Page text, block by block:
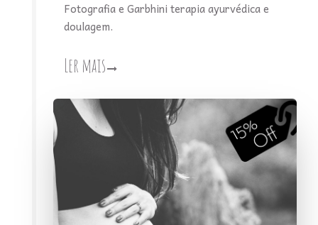
Fotografia e Garbhini terapia ayurvédica e
doulagem.
Ler mais